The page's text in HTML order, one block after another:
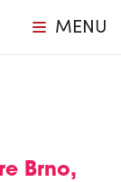
MENU
Brno,